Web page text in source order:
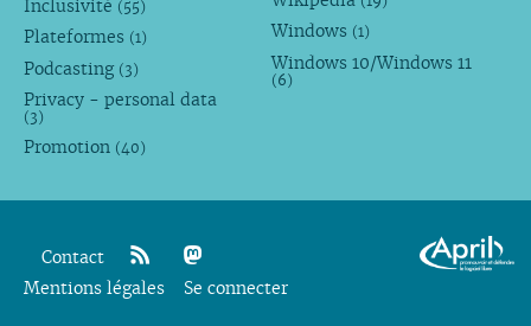
Inclusivité (55)
Plateformes (1)
Podcasting (3)
Privacy - personal data
(3)
Promotion (40)
Windows (1)
Windows 10/Windows 11
(6)
Contact
rss mastodon
Mentions légales Se connecter